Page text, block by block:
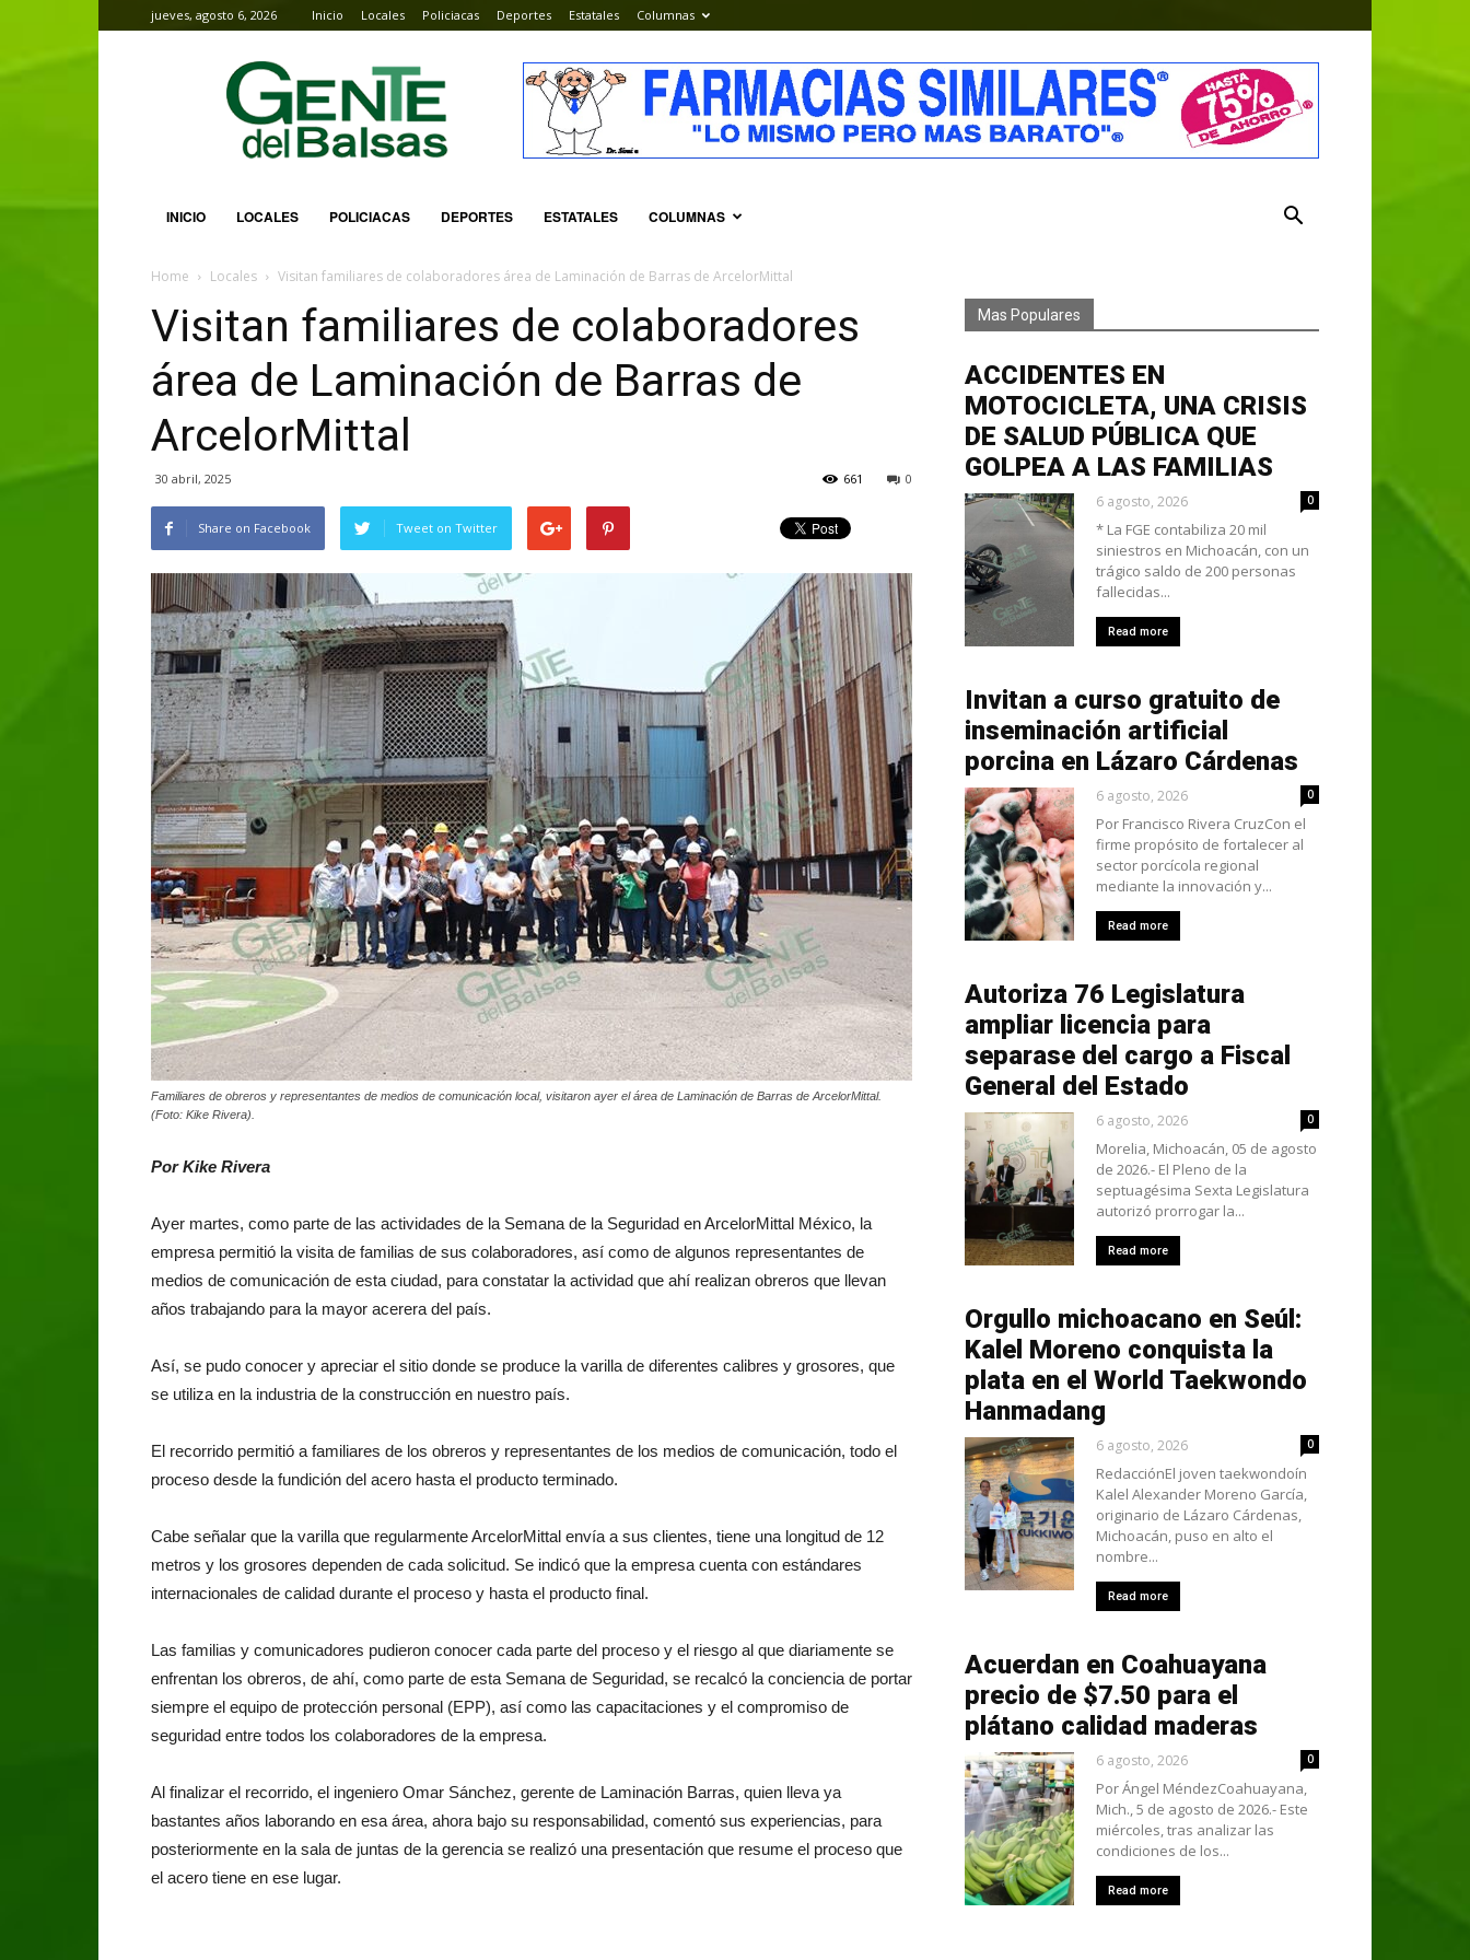
jueves, agosto 6, 2026 Inicio Locales Policiacas Deportes Estatales Columnas
Gente
del
Balsas
INICIO LOCALES POLICIACAS DEPORTES ESTATALES COLUMNAS
Home Locales Visitan familiares de colaboradores área de Laminación de Barras de ArcelorMittal
Visitan familiares de colaboradores
área de Laminación de Barras de
ArcelorMittal
30 abril, 2025 0
661
Share on Facebook Tweet on Twitter
Familiares de obreros y representantes de medios de comunicación local, visitaron ayer el área de Laminación de Barras de ArcelorMittal.
(Foto: Kike Rivera).
Por Kike Rivera
Ayer martes, como parte de las actividades de la Semana de la Seguridad en ArcelorMittal México, la
empresa permitió la visita de familias de sus colaboradores, así como de algunos representantes de
medios de comunicación de esta ciudad, para constatar la actividad que ahí realizan obreros que llevan
años trabajando para la mayor acerera del país.
Así, se pudo conocer y apreciar el sitio donde se produce la varilla de diferentes calibres y grosores, que
se utiliza en la industria de la construcción en nuestro país.
El recorrido permitió a familiares de los obreros y representantes de los medios de comunicación, todo el
proceso desde la fundición del acero hasta el producto terminado.
Cabe señalar que la varilla que regularmente ArcelorMittal envía a sus clientes, tiene una longitud de 12
metros y los grosores dependen de cada solicitud. Se indicó que la empresa cuenta con estándares
internacionales de calidad durante el proceso y hasta el producto final.
Las familias y comunicadores pudieron conocer cada parte del proceso y el riesgo al que diariamente se
enfrentan los obreros, de ahí, como parte de esta Semana de Seguridad, se recalcó la conciencia de portar
siempre el equipo de protección personal (EPP), así como las capacitaciones y el compromiso de
seguridad entre todos los colaboradores de la empresa.
Al finalizar el recorrido, el ingeniero Omar Sánchez, gerente de Laminación Barras, quien lleva ya
bastantes años laborando en esa área, ahora bajo su responsabilidad, comentó sus experiencias, para
posteriormente en la sala de juntas de la gerencia se realizó una presentación que resume el proceso que
el acero tiene en ese lugar.
Mas Populares
ACCIDENTES EN
MOTOCICLETA, UNA CRISIS
DE SALUD PÚBLICA QUE
GOLPEA A LAS FAMILIAS
6 agosto, 2026 0
* La FGE contabiliza 20 mil
siniestros en Michoacán, con un
trágico saldo de 200 personas
fallecidas...
Read more
Invitan a curso gratuito de
inseminación artificial
porcina en Lázaro Cárdenas
6 agosto, 2026 0
Por Francisco Rivera CruzCon el
firme propósito de fortalecer al
sector porcícola regional
mediante la innovación y...
Read more
Autoriza 76 Legislatura
ampliar licencia para
separase del cargo a Fiscal
General del Estado
6 agosto, 2026 0
Morelia, Michoacán, 05 de agosto
de 2026.- El Pleno de la
septuagésima Sexta Legislatura
autorizó prorrogar la...
Read more
Orgullo michoacano en Seúl:
Kalel Moreno conquista la
plata en el World Taekwondo
Hanmadang
6 agosto, 2026 0
RedacciónEl joven taekwondoín
Kalel Alexander Moreno García,
originario de Lázaro Cárdenas,
Michoacán, puso en alto el
nombre...
Read more
Acuerdan en Coahuayana
precio de $7.50 para el
plátano calidad maderas
6 agosto, 2026 0
Por Ángel MéndezCoahuayana,
Mich., 5 de agosto de 2026.- Este
miércoles, tras analizar las
condiciones de los...
Read more